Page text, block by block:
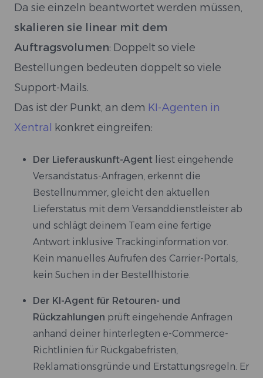
Da sie einzeln beantwortet werden müssen,
skalieren sie linear mit dem
Auftragsvolumen: Doppelt so viele
Bestellungen bedeuten doppelt so viele
Support-Mails.
Das ist der Punkt, an dem KI-Agenten in
Xentral konkret eingreifen:
Der Lieferauskunft-Agent liest eingehende
Versandstatus-Anfragen, erkennt die
Bestellnummer, gleicht den aktuellen
Lieferstatus mit dem Versanddienstleister ab
und schlägt deinem Team eine fertige
Antwort inklusive Trackinginformation vor.
Kein manuelles Aufrufen des Carrier-Portals,
kein Suchen in der Bestellhistorie.
Der KI-Agent für Retouren- und
Rückzahlungen prüft eingehende Anfragen
anhand deiner hinterlegten e-Commerce-
Richtlinien für Rückgabefristen,
Reklamationsgründe und Erstattungsregeln. Er